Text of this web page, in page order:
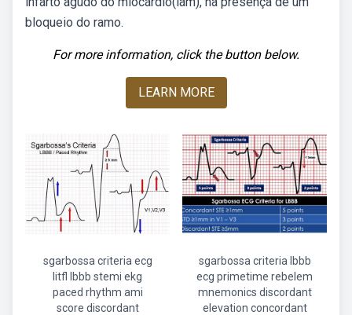
bloqueio do ramo.
For more information, click the button below.
LEARN MORE
sgarbossa criteria ecg
litfl lbbb stemi ekg
paced rhythm ami
score discordant
sgarbossa criteria lbbb
ecg primetime rebelem
mnemonics discordant
elevation concordant